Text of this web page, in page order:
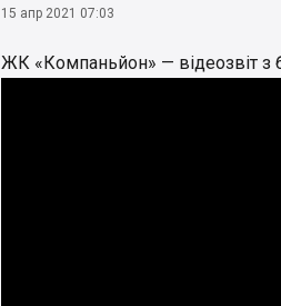
15 апр 2021 07:03
ЖК «Компаньйон» — відеозвіт з